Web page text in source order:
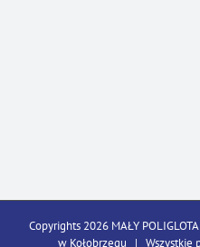
Copyrights 2026 MAŁY
w Kołobrzegu | Wszystkie